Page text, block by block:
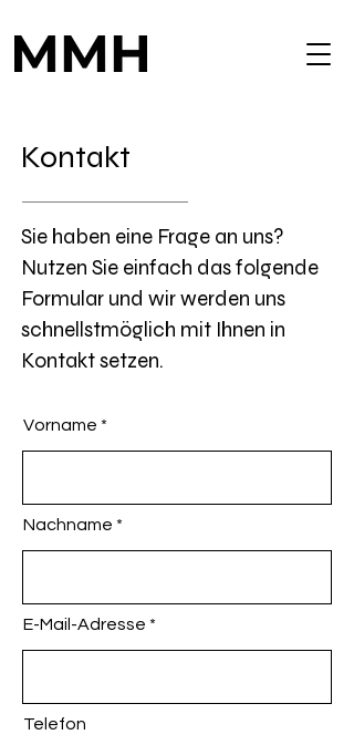
Kontakt
Sie haben eine Frage an uns?
Nutzen Sie einfach das folgende
Formular und wir werden uns
schnellstmöglich mit Ihnen in
Kontakt setzen.
Vorname
Nachname
E-Mail-Adresse
Telefon